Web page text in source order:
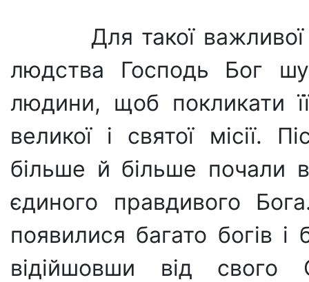
Для такої
людства Господь Бог
людини, щоб покликати
великої і святої місії.
більше й більше почали
єдиного правдивого
появилися багато богів
відійшовши від свого